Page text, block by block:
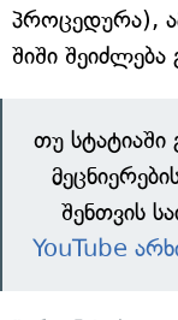
პროცედურა),
შიში
თუ
შენთვის
YouTube